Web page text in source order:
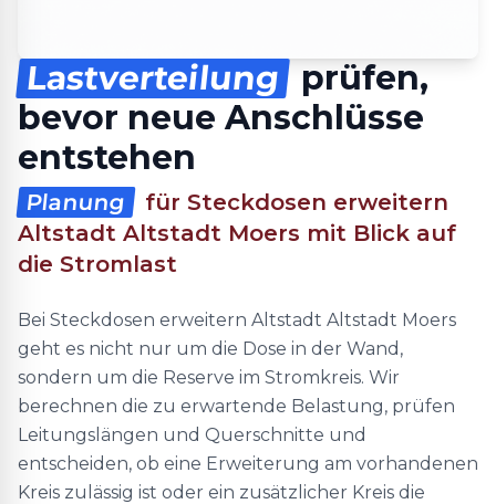
Lastverteilung
prüfen,
bevor neue Anschlüsse
entstehen
Planung
für Steckdosen erweitern
Altstadt Altstadt Moers mit Blick auf
die Stromlast
Bei Steckdosen erweitern Altstadt Altstadt Moers
geht es nicht nur um die Dose in der Wand,
sondern um die Reserve im Stromkreis. Wir
berechnen die zu erwartende Belastung, prüfen
Leitungslängen und Querschnitte und
entscheiden, ob eine Erweiterung am vorhandenen
Kreis zulässig ist oder ein zusätzlicher Kreis die